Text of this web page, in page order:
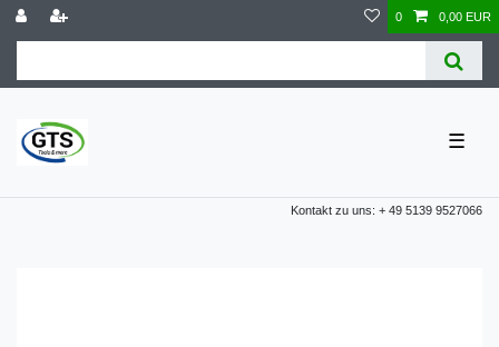
0 0,00 EUR
☰
Kontakt zu uns: + 49 5139 9527066